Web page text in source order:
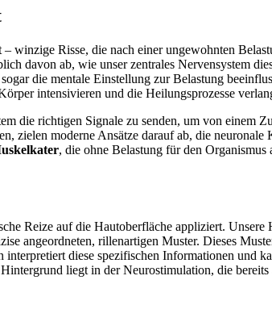
Risse, die nach einer ungewohnten
davon ab, wie unser zentrales Nervensystem
die mentale Einstellung zur Belastung
intensivieren und die Heilungsprozesse
die richtigen Signale zu senden, um von einem
zielen moderne Ansätze darauf ab, die
, die ohne Belastung für den
Reize auf die Hautoberfläche appliziert.
angeordneten, rillenartigen Muster. Dieses
diese spezifischen Informationen und
liegt in der Neurostimulation, die